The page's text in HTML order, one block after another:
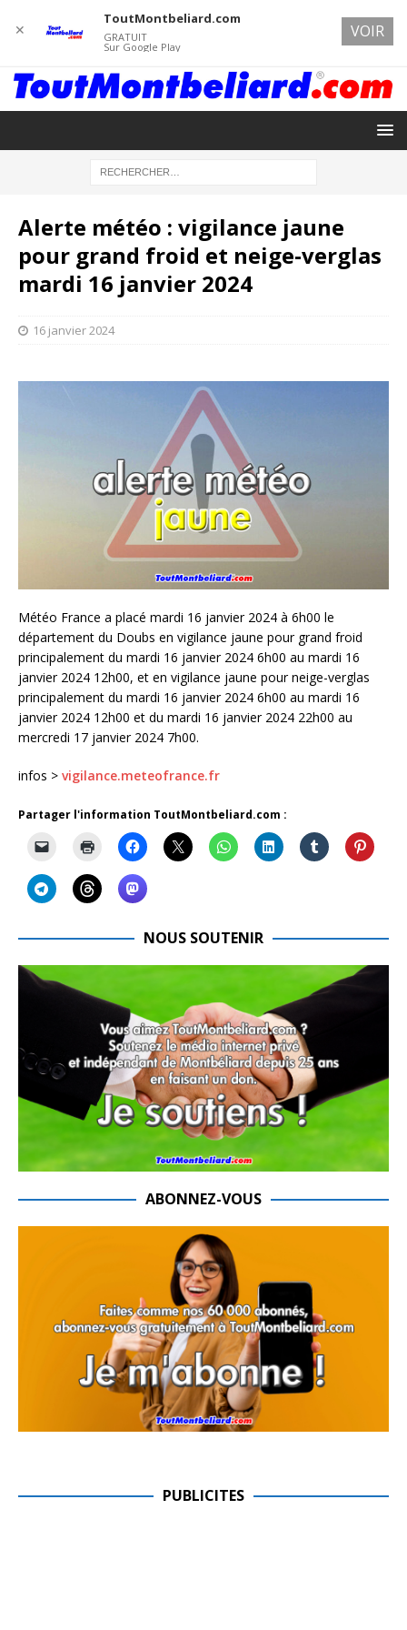
Alerte météo : vigilance jaune
pour grand froid et neige-verglas
mardi 16 janvier 2024
16 janvier 2024
Météo France a placé mardi 16 janvier 2024 à 6h00 le
département du Doubs en vigilance jaune pour grand froid
principalement du mardi 16 janvier 2024 6h00 au mardi 16
janvier 2024 12h00, et en vigilance jaune pour neige-verglas
principalement du mardi 16 janvier 2024 6h00 au mardi 16
janvier 2024 12h00 et du mardi 16 janvier 2024 22h00 au
mercredi 17 janvier 2024 7h00.
infos > vigilance.meteofrance.fr
Partager l'information ToutMontbeliard.com :
NOUS SOUTENIR
ABONNEZ-VOUS
PUBLICITES
✕
ToutMontbeliard.com
GRATUIT
Sur Google Play
VOIR